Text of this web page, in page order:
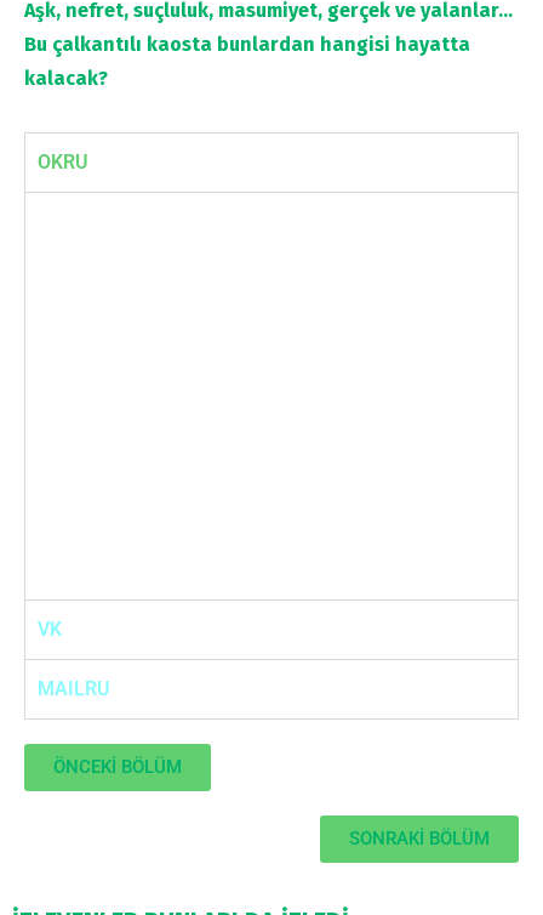
Aşk, nefret, suçluluk, masumiyet, gerçek ve yalanlar…
Bu çalkantılı kaosta bunlardan hangisi hayatta
kalacak?
OKRU
VK
MAILRU
ÖNCEKİ BÖLÜM
SONRAKİ BÖLÜM